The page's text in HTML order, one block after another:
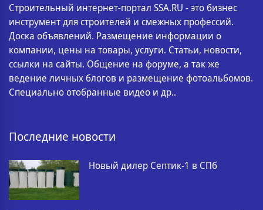
Строительный интернет-портал SSA.RU - это бизнес
инструмент для строителей и смежных профессий.
Доска объявлений. Размещение информации о
компании, цены на товары, услуги. Статьи, новости,
ссылки на сайты. Общение на форуме, а так же
ведение личных блогов и размещение фотоальбомов.
Специально отобранные видео и др..
Последние новости
Новый дилер Септик-1 в СПб